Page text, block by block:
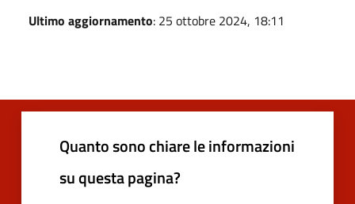
Ultimo aggiornamento: 25 ottobre 2024, 18:11
Quanto sono chiare le informazioni
su questa pagina?